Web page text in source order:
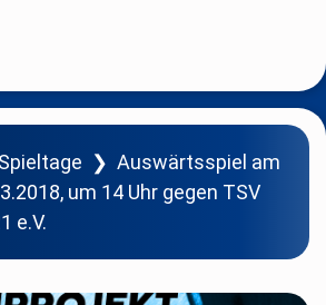
Spieltage ❯ Auswärtsspiel am
um 14 Uhr gegen TSV
e.V.